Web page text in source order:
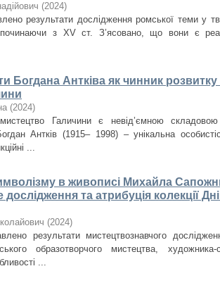
(2024)
результати дослідження ромської теми у
починаючи з XV ст. З’ясовано, що вони є
Богдана Антківа як чинник
(2024)
мистецтво Галичини є невід’ємною
Антків (1915– 1998) – унікальна
...
в живописі Михайла
та атрибуція колекції
(2024)
результати мистецтвознавчого
образотворчого мистецтва,
...